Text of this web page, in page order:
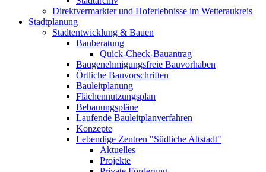
Direktvermarkter und Hoferlebnisse im Wetteraukreis
Stadtplanung
Stadtentwicklung & Bauen
Bauberatung
Quick-Check-Bauantrag
Baugenehmigungsfreie Bauvorhaben
Örtliche Bauvorschriften
Bauleitplanung
Flächennutzungsplan
Bebauungspläne
Laufende Bauleitplanverfahren
Konzepte
Lebendige Zentren "Südliche Altstadt"
Aktuelles
Projekte